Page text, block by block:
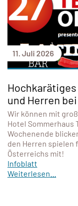
11. Juli 2026
und Herren
Wir können mit
Hotel Sommerhaus
Wochenende
den Herren spielen
Österreichs mit!
Infoblatt
Weiterlesen...